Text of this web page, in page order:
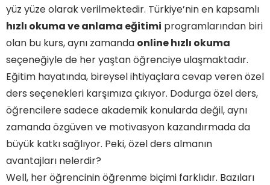
yüz yüze olarak verilmektedir. Türkiye’nin en kapsamlı
hızlı okuma ve anlama eğitimi programlarından biri
olan bu kurs, aynı zamanda online hızlı okuma
seçeneğiyle de her yaştan öğrenciye ulaşmaktadır.
Eğitim hayatında, bireysel ihtiyaçlara cevap veren özel
ders seçenekleri karşımıza çıkıyor. Dodurga özel ders,
öğrencilere sadece akademik konularda değil, aynı
zamanda özgüven ve motivasyon kazandırmada da
büyük katkı sağlıyor. Peki, özel ders almanın
avantajları nelerdir?
Well, her öğrencinin öğrenme biçimi farklıdır. Bazıları